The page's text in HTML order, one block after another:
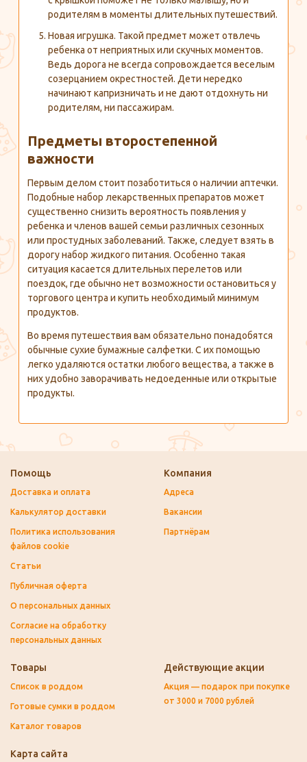
родителям в моменты длительных путешествий.
Новая игрушка. Такой предмет может отвлечь
ребенка от неприятных или скучных моментов.
Ведь дорога не всегда сопровождается веселым
созерцанием окрестностей. Дети нередко
начинают капризничать и не дают отдохнуть ни
родителям, ни пассажирам.
Предметы второстепенной
важности
Первым делом стоит позаботиться о наличии аптечки.
Подобные набор лекарственных препаратов может
существенно снизить вероятность появления у
ребенка и членов вашей семьи различных сезонных
или простудных заболеваний. Также, следует взять в
дорогу набор жидкого питания. Особенно такая
ситуация касается длительных перелетов или
поездок, где обычно нет возможности остановиться у
торгового центра и купить необходимый минимум
продуктов.
Во время путешествия вам обязательно понадобятся
обычные сухие бумажные салфетки. С их помощью
легко удаляются остатки любого вещества, а также в
них удобно заворачивать недоеденные или открытые
продукты.
Помощь
Доставка и оплата
Калькулятор доставки
Политика использования
файлов cookie
Статьи
Публичная оферта
О персональных данных
Согласие на обработку
персональных данных
Компания
Адреса
Вакансии
Партнёрам
Товары
Список в роддом
Готовые сумки в роддом
Каталог товаров
Действующие акции
Акция — подарок при покупке
от 3000 и 7000 рублей
Карта сайта